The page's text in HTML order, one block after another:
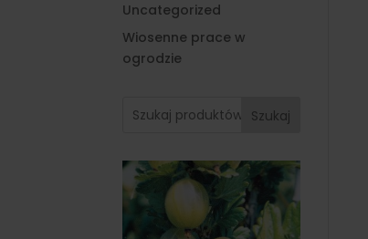
Uncategorized
Wiosenne prace w
ogrodzie
Szukaj